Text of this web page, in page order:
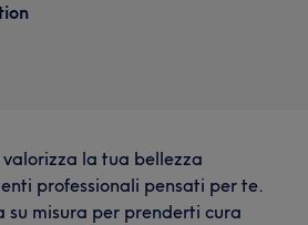
la tua bellezza
professionali pensati per te.
su misura per prenderti cura